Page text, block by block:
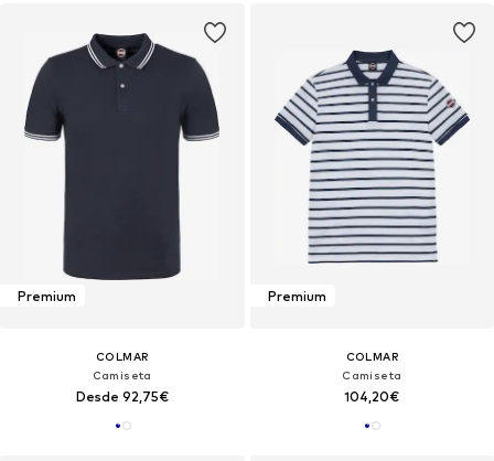
Premium
COLMAR
Camiseta
Desde 92,75€
Premium
COLMAR
Camiseta
104,20€